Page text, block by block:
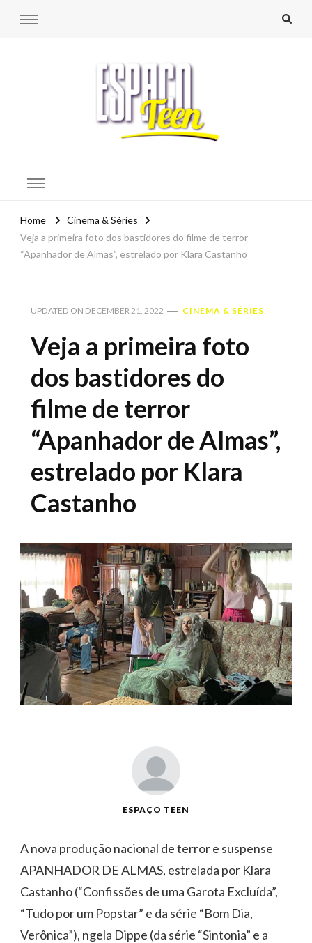
Home
Cinema & Séries
Veja a primeira foto dos bastidores do filme de terror
“Apanhador de Almas”, estrelado por Klara Castanho
UPDATED ON DECEMBER 21, 2022 CINEMA & SÉRIES
Veja a primeira foto
dos bastidores do
filme de terror
“Apanhador de Almas”,
estrelado por Klara
Castanho
ESPAÇO TEEN
A nova produção nacional de terror e suspense
APANHADOR DE ALMAS, estrelada por Klara
Castanho (“Confissões de uma Garota Excluída”,
“Tudo por um Popstar” e da série “Bom Dia,
Verônica”), ngela Dippe (da série “Sintonia” e a